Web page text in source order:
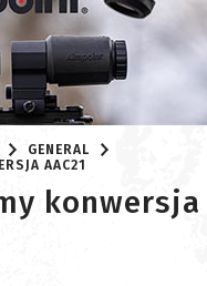
GENERAL
AAC21
konwersja